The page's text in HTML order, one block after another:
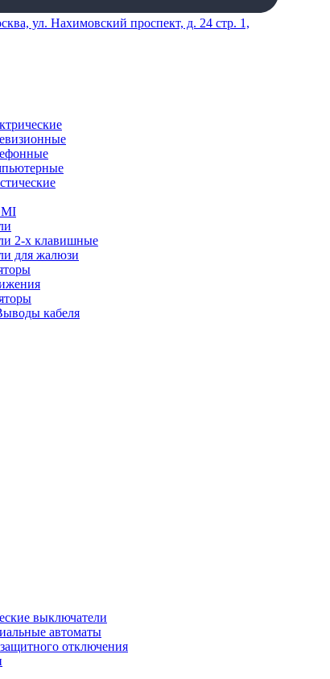
ул. Нахимовский проспект, д. 24 стр. 1,
2-х клавишные
для жалюзи
кабеля
выключатели
автоматы
отключения